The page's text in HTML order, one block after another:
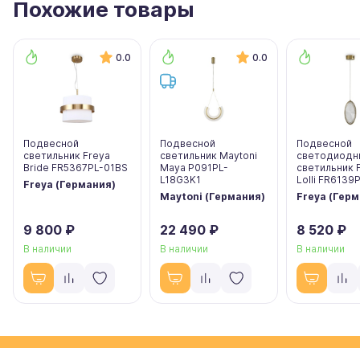
Похожие товары
0.0
Подвесной
светильник Freya
Bride FR5367PL-01BS
Freya (Германия)
9 800 ₽
В наличии
0.0
Подвесной
светильник Maytoni
Maya P091PL-
L18G3K1
Maytoni (Германия)
22 490 ₽
В наличии
Подвесной
светильник
Lolli
Freya
8 520 ₽
В наличии